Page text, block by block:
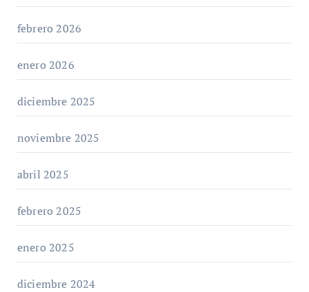
febrero 2026
enero 2026
diciembre 2025
noviembre 2025
abril 2025
febrero 2025
enero 2025
diciembre 2024